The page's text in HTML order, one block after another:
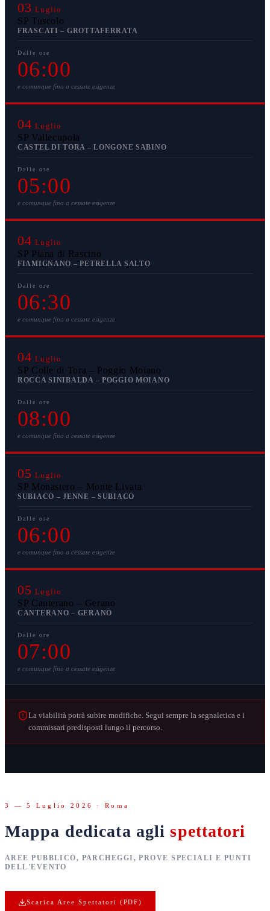
03 Luglio
SP Tuscolo
FRASCATI – GROTTAFERRATA
Dalle ore
06:00
e comunque fino a cessate esigenze
04 Luglio
SP Vallecupola
CASTEL DI TORA – LONGONE SABINO
Dalle ore
05:00
e comunque fino a cessate esigenze
04 Luglio
SP Piana di Rascino
FIAMIGNANO – PETRELLA SALTO
Dalle ore
06:30
e comunque fino a cessate esigenze
04 Luglio
SP Colle di Tora – Poggio Moiano
ROCCA SINIBALDA – POGGIO MOIANO
Dalle ore
08:00
e comunque fino a cessate esigenze
05 Luglio
SP Monastero – Monte Livata
SUBIACO – JENNE – SUBIACO
Dalle ore
06:00
e comunque fino a cessate esigenze
05 Luglio
SP Canterano – Gerano
CANTERANO – GERANO
Dalle ore
07:00
e comunque fino a cessate esigenze
La viabilità potrà subire modifiche. Segui sempre la segnaletica e i
commissari predisposti lungo il percorso.
3 — 5 Luglio 2026 · Roma
Mappa dedicata aglispettatori
AREE PUBBLICO, PARCHEGGI, PROVE SPECIALI E PUNTI
DELL'EVENTO
Scarica Aree Spettatori (PDF)